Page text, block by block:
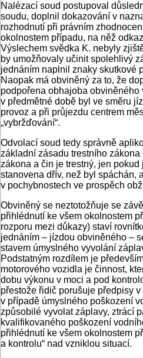
Nalézací soud postupoval
soudu, doplnil dokazování v
rozhodnutí při právním
okolnostem případu, na něž
Výslechem svědka K. nebyly
by umožňovaly učinit spolehlivý
jednáním naplnil znaky skutkové
Naopak má obviněný za to, že
podpořena obhajoba obviněného
v předmětné době byl ve směru
provoz a při průjezdu centrem
„vybržďování“.
Odvolací soud tedy správně
základní zásadu trestního zákona
zákona a čin je trestný, jen
stanovena dřív, než byl spáchán,
v pochybnostech ve prospěch
Obviněný se neztotožňuje se
přihlédnutí ke všem okolnostem
rozporu mezi důkazy) staví
jednáním – jízdou obviněného –
stavem úmyslného vyvolání
Podstatným rozdílem je
motorového vozidla je činnost,
dobu výkonu v moci a pod
přestože řidič porušuje předpisy
v případě úmyslného poškození
způsobilé vyvolat záplavy, ztrácí
kvalifikovaného poškození
přihlédnutí ke všem okolnostem
a kontrolu“ nad vzniklou situací.